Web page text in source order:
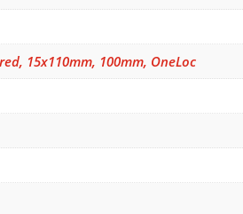
15x110mm, 100mm, OneLoc